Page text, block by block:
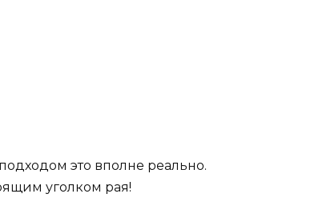
это вполне реально.
уголком рая!